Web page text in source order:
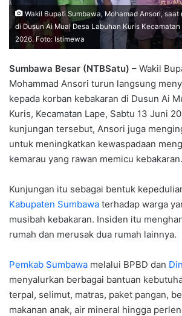
Wakil Bupati Sumbawa, Mohamad Ansori,
di Dusun Ai Mual Desa Labuhan Kuris Kecamatan
2026. Foto: Istimewa
Sumbawa Besar (NTBSatu) – Wakil
Mohammad Ansori turun langsung
kepada korban kebakaran di Dusun Ai
Kuris, Kecamatan Lape, Sabtu 13 Juni
kunjungan tersebut, Ansori juga
untuk meningkatkan kewaspadaan
kemarau yang rawan memicu kebakaran.
Kunjungan itu sebagai bentuk
Kabupaten Sumbawa terhadap warga
musibah kebakaran. Insiden itu
rumah dan merusak dua rumah lainnya.
Pemkab Sumbawa melalui BPBD dan
menyalurkan berbagai bantuan
terpal, selimut, matras, paket pangan,
makanan anak, air mineral hingga